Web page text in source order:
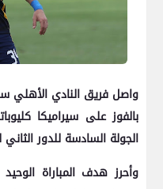
واصل فريق النادي الأهلي
الجولة السادسة للدور
وأحرز هدف المباراة